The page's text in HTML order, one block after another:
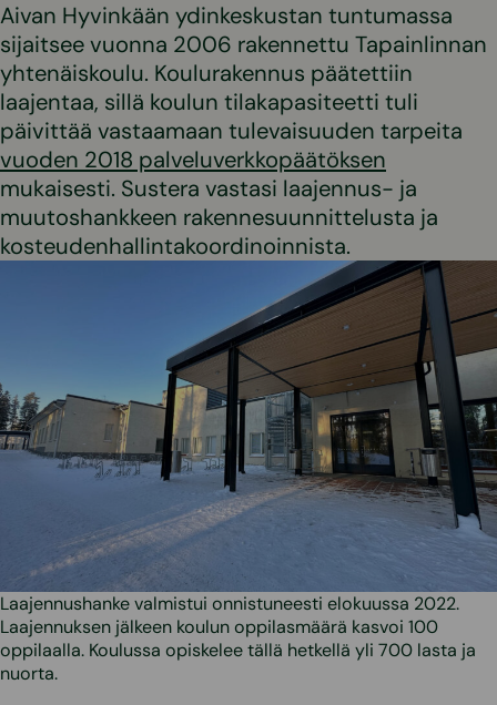
Aivan Hyvinkään ydinkeskustan tuntumassa
sijaitsee vuonna 2006 rakennettu Tapainlinnan
yhtenäiskoulu. Koulurakennus päätettiin
laajentaa, sillä koulun tilakapasiteetti tuli
päivittää vastaamaan tulevaisuuden tarpeita
vuoden 2018 palveluverkkopäätöksen
mukaisesti. Sustera vastasi laajennus- ja
muutoshankkeen rakennesuunnittelusta ja
kosteudenhallintakoordinoinnista.
Laajennushanke valmistui onnistuneesti elokuussa 2022.
Laajennuksen jälkeen koulun oppilasmäärä kasvoi 100
oppilaalla. Koulussa opiskelee tällä hetkellä yli 700 lasta ja
nuorta.